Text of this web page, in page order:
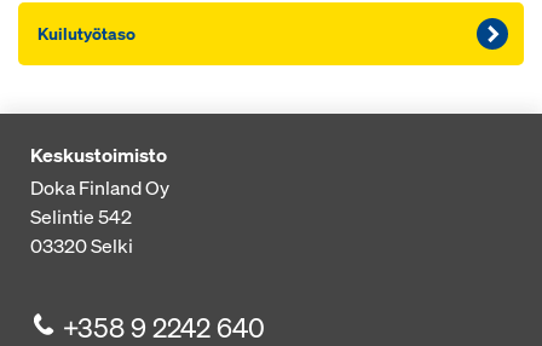
Kui­lu­työ­ta­so
Keskustoimisto
Doka Finland Oy
Selintie 542
03320Selki
+358 9 2242 640